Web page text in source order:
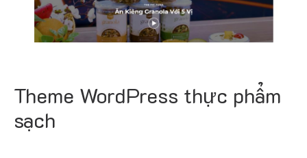
Theme WordPress thực phẩm
sạch